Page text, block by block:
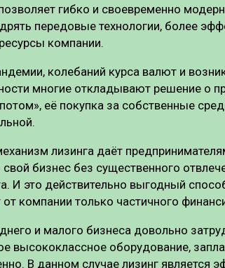
гибко и своевременно
передовые технологии, более
компании.
колебаний курса валют и
многие откладывают решение о
её покупка за собственные
лизинга даёт
свой бизнес без существенного
И это действительно выгодный
от компании только частичного
и малого бизнеса довольно
высококлассное оборудование,
В данном случае лизинг является